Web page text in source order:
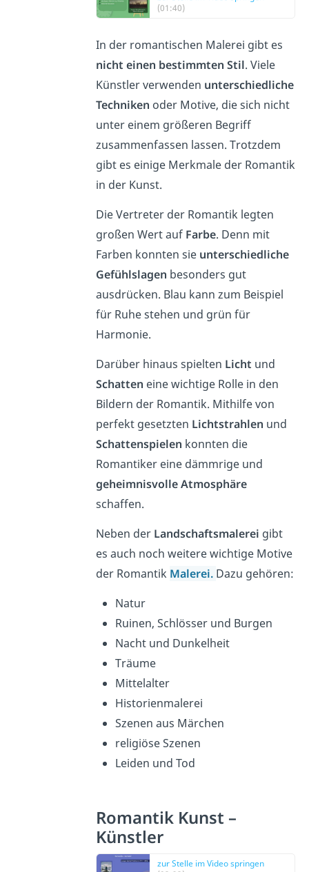
(01:40)
In der romantischen Malerei gibt es
nicht einen bestimmten Stil. Viele
Künstler verwenden unterschiedliche
Techniken oder Motive, die sich nicht
unter einem größeren Begriff
zusammenfassen lassen. Trotzdem
gibt es einige Merkmale der Romantik
in der Kunst.
Die Vertreter der Romantik legten
großen Wert auf Farbe. Denn mit
Farben konnten sie unterschiedliche
Gefühlslagen besonders gut
ausdrücken. Blau kann zum Beispiel
für Ruhe stehen und grün für
Harmonie.
Darüber hinaus spielten Licht und
Schatten eine wichtige Rolle in den
Bildern der Romantik. Mithilfe von
perfekt gesetzten Lichtstrahlen und
Schattenspielen konnten die
Romantiker eine dämmrige und
geheimnisvolle Atmosphäre
schaffen.
Neben der Landschaftsmalerei gibt
es auch noch weitere wichtige Motive
der Romantik Malerei. Dazu gehören:
Natur
Ruinen, Schlösser und Burgen
Nacht und Dunkelheit
Träume
Mittelalter
Historienmalerei
Szenen aus Märchen
religiöse Szenen
Leiden und Tod
Romantik Kunst –
Künstler
zur Stelle im Video springen